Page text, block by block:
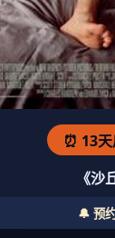
⏰ 13
《沙
🔔 预